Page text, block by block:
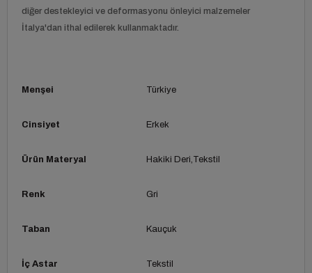
diğer destekleyici ve deformasyonu önleyici malzemeler
İtalya'dan ithal edilerek kullanmaktadır.
Menşei Türkiye
Cinsiyet Erkek
Ürün Materyal Hakiki Deri Tekstil
Renk Gri
Taban Kauçuk
İç Astar Tekstil